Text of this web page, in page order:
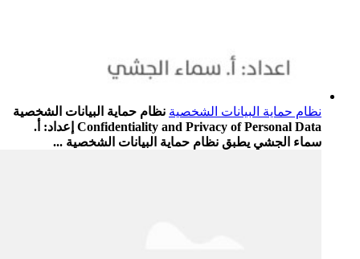
نظام حماية البيانات الشخصية نظام حماية البيانات الشخصية
Confidentiality and Privacy of Personal Data إعداد: أ.
سماء الجشي يطبق نظام حماية البيانات الشخصية ...